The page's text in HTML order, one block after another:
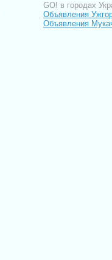
GO! в городах
Объявления
Объявления